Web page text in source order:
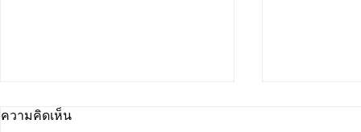
ความคิดเห็น